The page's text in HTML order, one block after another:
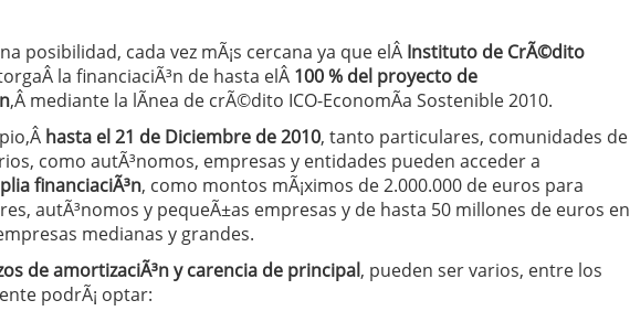
posibilidad, cada vez mÃ¡s cercana ya que elÂ Instituto de CrÃ©dito
la financiaciÃ³n de hasta elÂ 100 % del proyecto de
,Â mediante la lÃ­nea de crÃ©dito ICO-EconomÃ­a Sostenible 2010.
hasta el 21 de Diciembre de 2010, tanto particulares, comunidades de
como autÃ³nomos, empresas y entidades pueden acceder a
financiaciÃ³n, como montos mÃ¡ximos de 2.000.000 de euros para
autÃ³nomos y pequeÃ±as empresas y de hasta 50 millones de euros en
medianas y grandes.
de amortizaciÃ³n y carencia de principal, pueden ser varios, entre los
podrÃ¡ optar: